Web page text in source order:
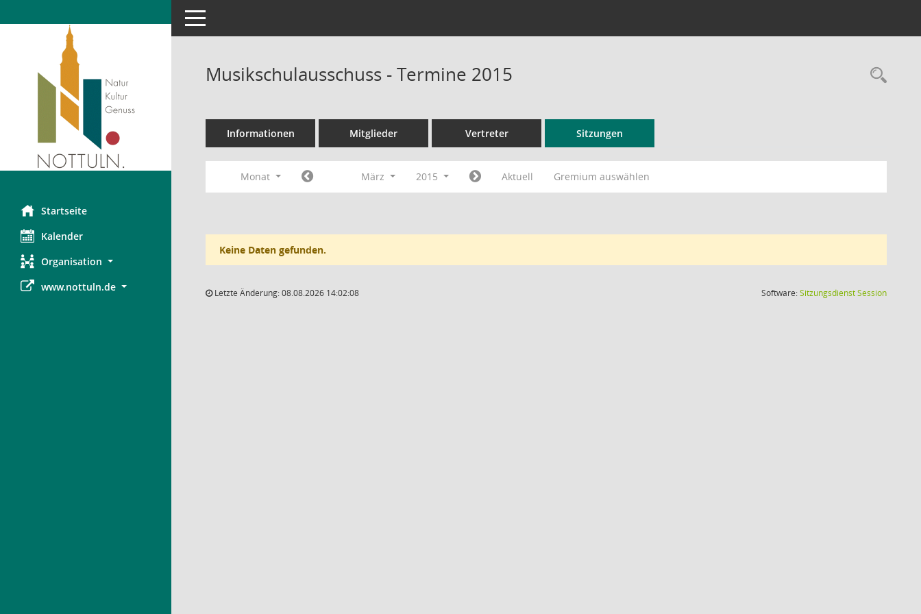
Startseite
Kalender
Organisation
www.nottuln.de
Toggle navigation
Musikschulausschuss - Termine 2015
Informationen Mitglieder Vertreter Sitzungen
Monat März 2015 Aktuell Gremium auswählen
Keine Daten gefunden.
Letzte Änderung: 08.08.2026 14:02:08 Software:SitzungsdienstSession(Wird in